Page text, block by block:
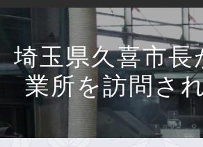
埼玉県久喜市長
業所を訪問さ